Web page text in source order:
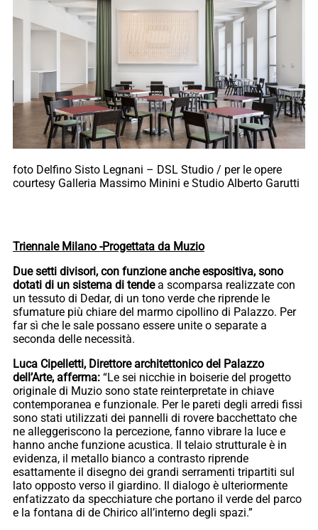
foto Delfino Sisto Legnani – DSL Studio / per le opere
courtesy Galleria Massimo Minini e Studio Alberto Garutti
Triennale Milano -Progettata da Muzio
Due setti divisori, con funzione anche espositiva, sono
dotati di un sistema di tendea scomparsa realizzate con
un tessuto di Dedar, di un tono verde che riprende le
sfumature più chiare del marmo cipollino di Palazzo. Per
far sì che le sale possano essere unite o separate a
seconda delle necessità.
Luca Cipelletti, Direttore architettonico del Palazzo
dell’Arte, afferma: “Le sei nicchie in boiserie del progetto
originale di Muzio sono state reinterpretate in chiave
contemporanea e funzionale. Per le pareti degli arredi fissi
sono stati utilizzati dei pannelli di rovere bacchettato che
ne alleggeriscono la percezione, fanno vibrare la luce e
hanno anche funzione acustica. Il telaio strutturale è in
evidenza, il metallo bianco a contrasto riprende
esattamente il disegno dei grandi serramenti tripartiti sul
lato opposto verso il giardino. Il dialogo è ulteriormente
enfatizzato da specchiature che portano il verde del parco
e la fontana di de Chirico all’interno degli spazi.”